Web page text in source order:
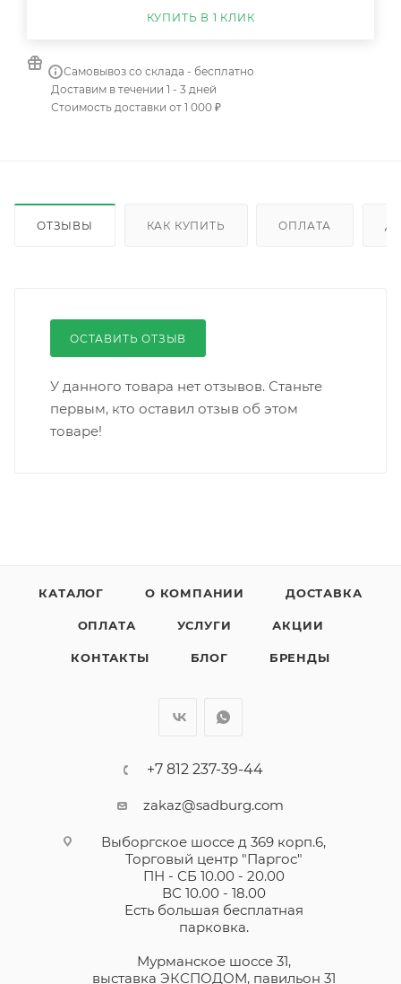
КУПИТЬ В 1 КЛИК
Самовывоз со склада - бесплатно
Доставим в течении 1 - 3 дней
Стоимость доставки от 1 000 ₽
ОТЗЫВЫ КАК КУПИТЬ ОПЛАТА
ОСТАВИТЬ ОТЗЫВ
У данного товара нет отзывов. Станьте
первым, кто оставил отзыв об этом
товаре!
КАТАЛОГ О КОМПАНИИ ДОСТАВКА
ОПЛАТА УСЛУГИ АКЦИИ
КОНТАКТЫ БЛОГ БРЕНДЫ
+7 812 237-39-44
zakaz@sadburg.com
Выборгское шоссе д 369 корп.6,
Торговый центр "Паргос"
ПН - СБ 10.00 - 20.00
ВС 10.00 - 18.00
Есть большая бесплатная
парковка.
Мурманское шоссе 31,
выставка ЭКСПОДОМ, павильон 31